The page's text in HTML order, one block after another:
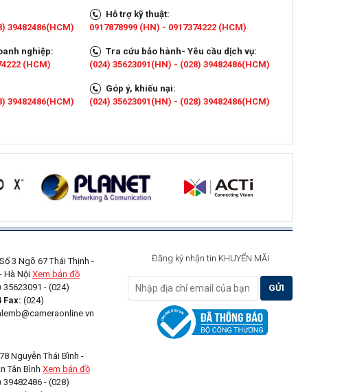
39482486(HCM)
nghiệp:
(HCM)
39482486(HCM)
Hỗ trợ kỹ thuật:
0917878999 (HN) - 0917374222 (HCM)
Tra cứu bảo hành- Yêu cầu dịch vụ:
(024) 35623091(HN) - (028) 39482486(HCM)
Góp ý, khiếu nại:
(024) 35623091(HN) - (028) 39482486(HCM)
Số 3 Ngõ 67 Thái Thịnh -
Hà NộiXem bản đồ
35623091 - (024)
Fax: (024)
78 Nguyễn Thái Bình -
Tân Bình Xem bản đồ
39482486 - (028)
Đăng ký nhận tin KHUYẾN MÃI
GỬI
NGAY